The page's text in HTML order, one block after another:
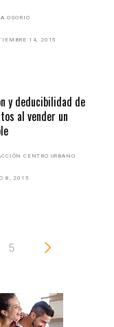
OSORIO
14, 2015
y deducibilidad de
al vender un
CENTRO URBANO
8, 2015
5